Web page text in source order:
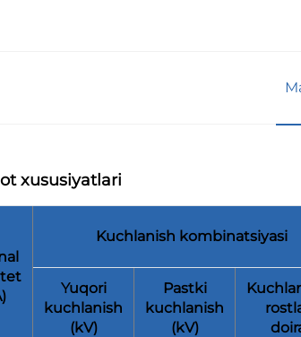
xususiyatlari
Kuchlanish kombinatsiyasi
Yuqori
kuchlanish
(kV)
Pastki
kuchlanish
(kV)